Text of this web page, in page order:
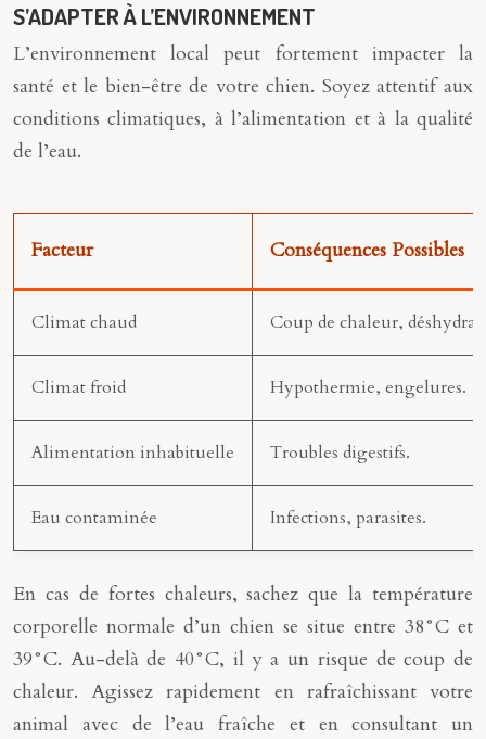
S’ADAPTER À L’ENVIRONNEMENT
L’environnement local peut fortement impacter la
santé et le bien-être de votre chien. Soyez attentif aux
conditions climatiques, à l’alimentation et à la qualité
de l’eau.
Facteur Conséquences Possibles
Climat chaud Coup de chaleur,
Climat froid Hypothermie, engelures.
Alimentation inhabituelle Troubles digestifs.
Eau contaminée Infections, parasites.
En cas de fortes chaleurs, sachez que la température
corporelle normale d’un chien se situe entre 38°C et
39°C. Au-delà de 40°C, il y a un risque de coup de
chaleur. Agissez rapidement en rafraîchissant votre
animal avec de l’eau fraîche et en consultant un